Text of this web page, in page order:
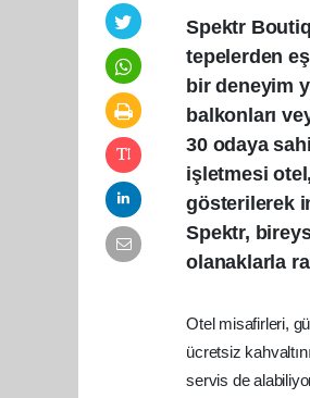
Spektr
tepelerden
bir deneyim
balkonları
30 odaya
işletmesi
gösterilerek
Spektr,
olanaklarla
Otel misafirleri,
ücretsiz
servis de